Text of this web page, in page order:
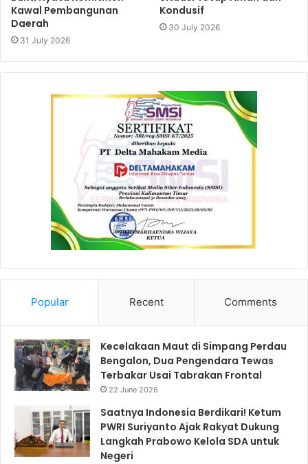
Kawal Pembangunan
Daerah
31 July 2026
Kondusif
30 July 2026
Popular Recent Comments
Kecelakaan Maut di Simpang Perdau
Bengalon, Dua Pengendara Tewas
Terbakar Usai Tabrakan Frontal
22 June 2026
Saatnya Indonesia Berdikari! Ketum
PWRI Suriyanto Ajak Rakyat Dukung
Langkah Prabowo Kelola SDA untuk
Negeri